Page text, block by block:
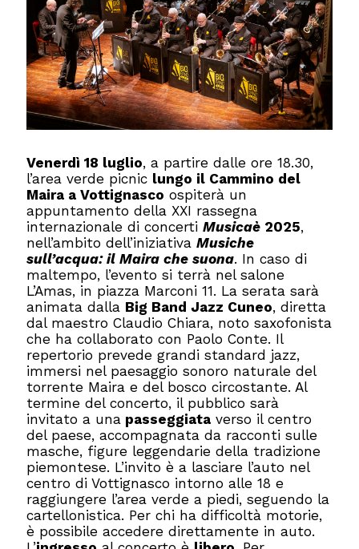
Venerdì 18 luglio, a partire dalle ore 18.30,
l’area verde picnic lungo il Cammino del
Maira a Vottignasco ospiterà un
appuntamento della XXI rassegna
internazionale di concertiMusicaè 2025,
nell’ambito dell’iniziativaMusiche
sull’acqua: il Maira che suona. In caso di
maltempo, l’evento si terrà nel salone
L’Amas, in piazza Marconi 11. La serata sarà
animata dalla Big Band Jazz Cuneo, diretta
dal maestro Claudio Chiara, noto saxofonista
che ha collaborato con Paolo Conte. Il
repertorio prevede grandi standard jazz,
immersi nel paesaggio sonoro naturale del
torrente Maira e del bosco circostante. Al
termine del concerto, il pubblico sarà
invitato a una passeggiata verso il centro
del paese, accompagnata da racconti sulle
masche, figure leggendarie della tradizione
piemontese. L’invito è a lasciare l’auto nel
centro di Vottignasco intorno alle 18 e
raggiungere l’area verde a piedi, seguendo la
cartellonistica. Per chi ha difficoltà motorie,
è possibile accedere direttamente in auto.